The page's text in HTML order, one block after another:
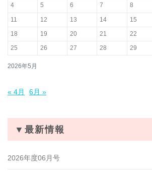
2026年5月
4 5 6 7 8
11 12 13 14 15
18
19 20 21 22
25
26 27 28 29
« 4月 6月 »
▼最新情報
2026年度06月号